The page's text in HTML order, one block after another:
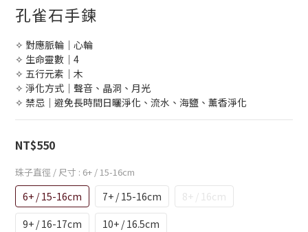
孔雀石手鍊
✧ 對應脈輪｜心輪
✧ 生命靈數｜4
✧ 五行元素｜木
✧ 淨化方式｜聲音、晶洞、月光
✧ 禁忌｜避免長時間日曬淨化、流水、海鹽、薰香淨化
NT$550
珠子直徑 / 尺寸 : 6+ / 15-16cm
6+ / 15-16cm 7+ / 15-16cm
8+ / 16cm
9+ / 16-17cm
10+ / 16.5cm